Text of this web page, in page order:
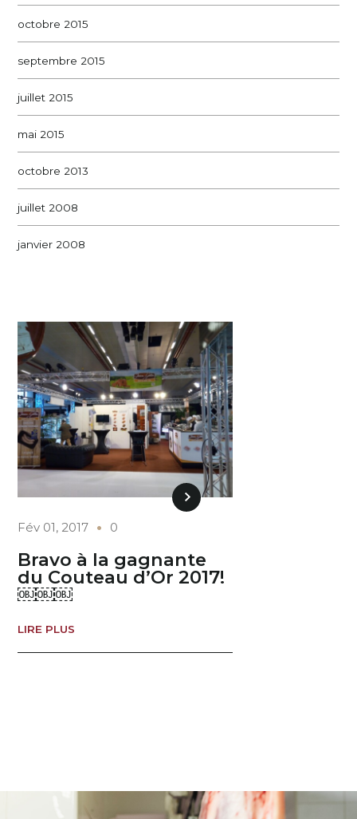
octobre 2015
septembre 2015
juillet 2015
mai 2015
octobre 2013
juillet 2008
janvier 2008
Fév 01, 2017 0
Bravo à la gagnante
du Couteau d’Or 2017!
￼￼￼
LIRE PLUS